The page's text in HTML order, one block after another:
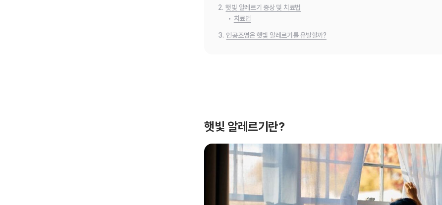
2. 햇빛 알레르기 증상 및 치료법
• 치료법
3. 인공조명은 햇빛 알레르기를 유발할까?
햇빛 알레르기란?